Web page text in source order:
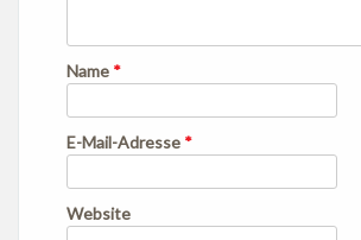
Name *
E-Mail-Adresse *
Website